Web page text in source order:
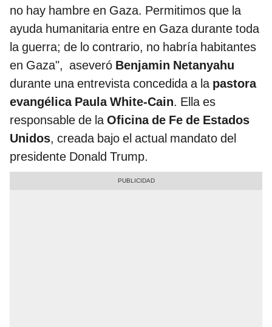
no hay hambre en Gaza. Permitimos que la
ayuda humanitaria entre en Gaza durante toda
la guerra; de lo contrario, no habría habitantes
en Gaza", aseveró Benjamin Netanyahu
durante una entrevista concedida a la pastora
evangélica Paula White-Cain. Ella es
responsable de laOficina de Fe de Estados
Unidos, creada bajo el actual mandato del
presidente Donald Trump.